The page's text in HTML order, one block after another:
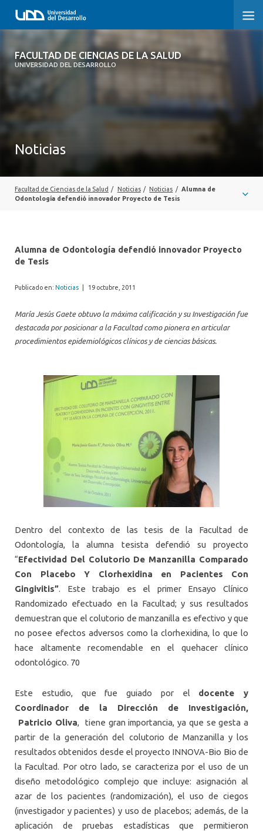
FACULTAD DE CIENCIAS DE LA SALUD
UNIVERSIDAD DEL DESARROLLO
FACULTAD DE CIENCIAS DE LA SALUD
CLÍNICA ERNESTO SILVA B.
Noticias
Facultad de Ciencias de la Salud / Noticias / Noticias / Alumna de
Odontología defendió innovador Proyecto de Tesis
Alumna de Odontología defendió innovador Proyecto
de Tesis
Publicado en: Noticias 19 octubre, 2011
María Jesús Gaete obtuvo la máxima calificación y su Investigación fue
destacada por posicionar a la Facultad como pionera en articular
procedimientos epidemiológicos clínicos y de ciencias básicas.
Dentro del contexto de las tesis de la Facultad de
Odontología, la alumna tesista defendió su proyecto
“Efectividad Del Colutorio De Manzanilla Comparado
Con Placebo Y Clorhexidina en Pacientes Con
Gingivitis”. Este trabajo es el primer Ensayo Clínico
Randomizado efectuado en la Facultad; y sus resultados
demuestran que el colutorio de manzanilla es efectivo y que
no posee efectos adversos como la clorhexidina, lo que lo
hace altamente recomendable en el quehacer clínico
odontológico. 70
Este estudio, que fue guiado por el docente y
Coordinador de la Dirección de Investigación,
Patricio Oliva, tiene gran importancia, ya que se gesta a
partir de la generación del colutorio de Manzanilla y los
resultados obtenidos desde el proyecto INNOVA-Bio Bio de
la Facultad. Por otro lado, se caracteriza por el uso de un
diseño metodológico complejo que incluye: asignación al
azar de los pacientes (randomización), el uso de ciegos
(investigador y pacientes) y uso de placebos; además, de la
aplicación de pruebas estadísticas que permitieron